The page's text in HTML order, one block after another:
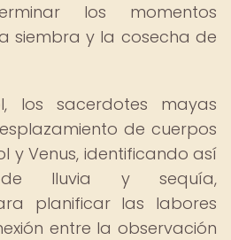
los momentos
siembra y la cosecha de
los sacerdotes mayas
de cuerpos
y Venus, identificando así
lluvia y sequía,
planificar las labores
entre la observación